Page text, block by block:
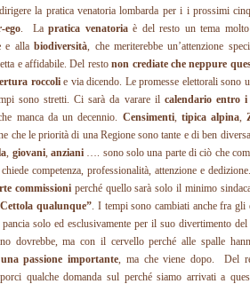
la pratica venatoria lombarda per i i prossimi
ego. Lapratica venatoriaè del resto un tema molto
e allabiodiversità, che meriterebbe un’attenzione
e affidabile. Del restonon crediate che neppure
roccolie via dicendo. Le promesse elettorali sono
sono stretti. Ci sarà da varare il calendario entro
manca da un decennio. Censimenti, tipica alpina,
che le priorità di una Regione sono tante e di ben
, giovani, anziani…. sono solo una parte di ciò che
competenza, professionalità, attenzione e
commissioniperché quello sarà solo il minimo
qualunque”. I tempi sono cambiati anche fra
pancia solo ed esclusivamente per il suo divertimento
dovrebbe, ma con il cervello perché alle spalle
passione importante, ma che viene dopo. Del
qualche domanda sul perché siamo arrivati a